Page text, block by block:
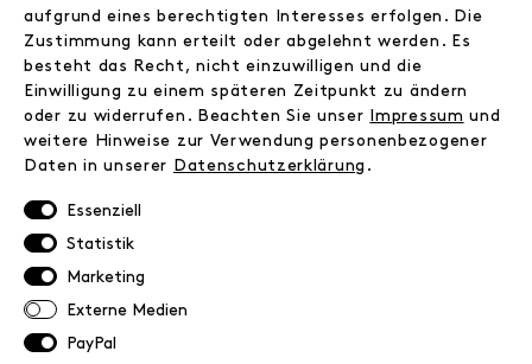
Kontakt
FAQ
Zahlungsinformationen
Versand
Retoure
Datenschutz
AGB
Impressum
aufgrund eines berechtigten Interesses erfolgen. Die
Zustimmung kann erteilt oder abgelehnt werden. Es
besteht das Recht, nicht einzuwilligen und die
Einwilligung zu einem späteren Zeitpunkt zu ändern
oder zu widerrufen. Beachten Sie unser
Impressum und
weitere Hinweise zur Verwendung personenbezogener
Daten in unserer
Daten­schutz­erklärung .
Essenziell
Statistik
Marketing
Externe Medien
PayPal